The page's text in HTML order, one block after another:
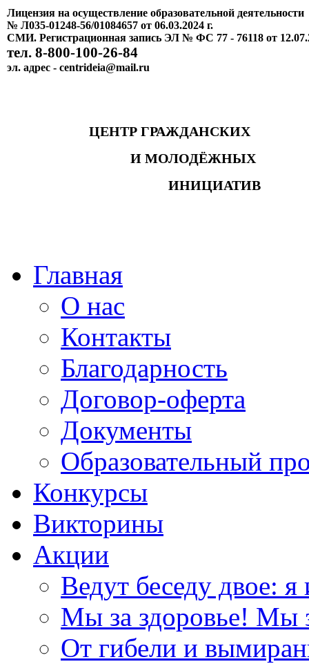
Лицензия на осуществление образовательной деятельности
№ Л035-01248-56/01084657 от 06.03.2024 г.
СМИ. Регистрационная запись ЭЛ № ФС 77 - 76118 от
тел. 8-800-100-26-84
эл. адрес - centrideia@mail.ru
ЦЕНТР ГРАЖДАНСКИХ
И МОЛОДЁЖНЫХ
ИНИЦИАТИВ
Главная
О нас
Контакты
Благодарность
Договор-оферта
Документы
Образовательный
Конкурсы
Викторины
Акции
Ведут беседу двое: я
Мы за здоровье! Мы
От гибели и